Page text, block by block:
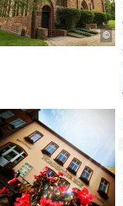
©